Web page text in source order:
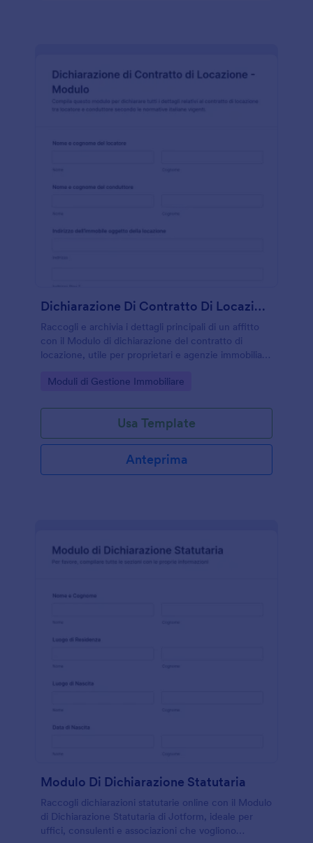
Dichiarazione Di Contratto Di Locazione Modulo
Raccogli e archivia i dettagli principali di un affitto
con il Modulo di dichiarazione del contratto di
locazione, utile per proprietari e agenzie immobiliari
risposte.
Go to Category:
Moduli di Gestione Immobiliare
Usa Template
Anteprima
Modulo Di Dichiarazione Statutaria
Raccogli dichiarazioni statutarie online con il Modulo
di Dichiarazione Statutaria di Jotform, ideale per
uffici, consulenti e associazioni che vogliono